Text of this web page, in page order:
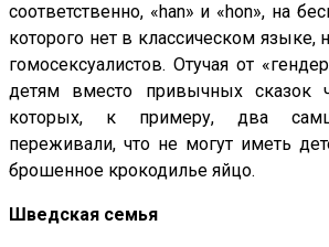
соответственно, «han» и «hon», на
которого нет в классическом языке,
гомосексуалистов. Отучая от
детям вместо привычных сказок
которых, к примеру, два
переживали, что не могут иметь
брошенное крокодилье яйцо.
Шведская семья